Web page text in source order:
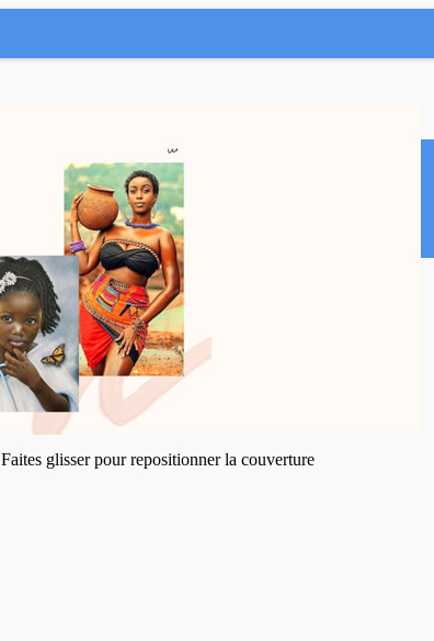
Faites glisser pour repositionner la couverture